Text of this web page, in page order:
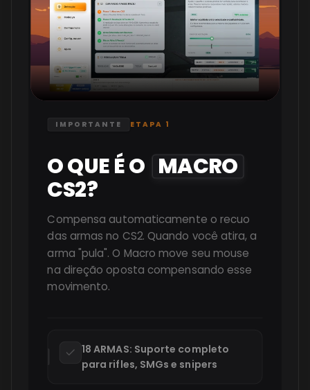
IMPORTANTE ETAPA 1
OQUEÉO MACRO
CS2?
Compensa automaticamente o recuo
das armas no CS2. Quando você atira, a
arma "pula". O Macro move seu mouse
na direção oposta compensando esse
movimento.
18 ARMAS: Suporte completo
para rifles, SMGs e snipers